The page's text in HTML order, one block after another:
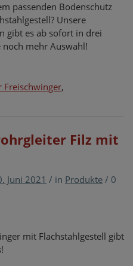
passenden Bodenschutz
Unsere
gibt es ab sofort in drei
noch mehr Auswahl!
Freischwinger,
Filz mit
Juni 2021 / in Produkte / 0
mit Flachstahlgestell gibt